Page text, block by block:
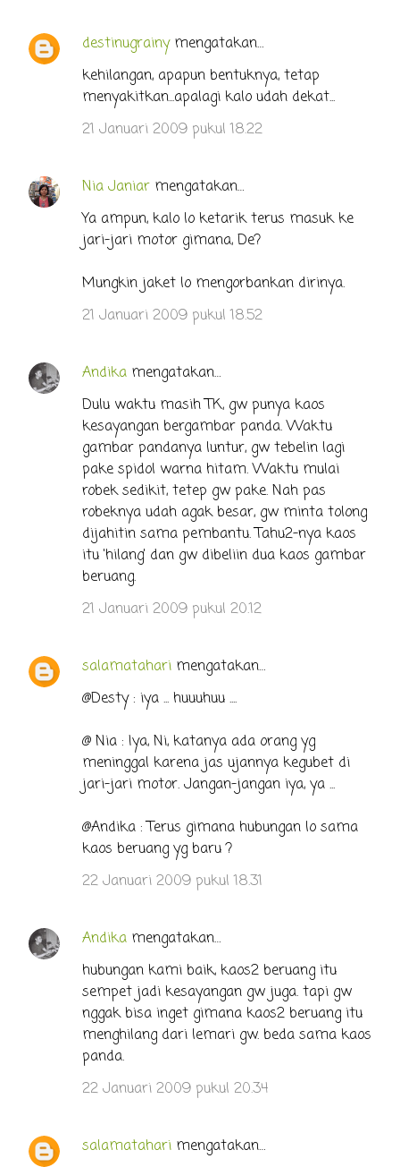
K
t
a
destinugrainymengatakan…
kehilangan, apapun bentuknya, tetap
menyakitkan...apalagi kalo udah dekat...
21 Januari 2009 pukul 18.22
Nia Janiar mengatakan…
Ya ampun, kalo lo ketarik terus masuk ke
jari-jari motor gimana, De?
Mungkin jaket lo mengorbankan dirinya.
21 Januari 2009 pukul 18.52
Andika mengatakan…
Dulu waktu masih TK, gw punya kaos
kesayangan bergambar panda. Waktu
gambar pandanya luntur, gw tebelin lagi
pake spidol warna hitam. Waktu mulai
robek sedikit, tetep gw pake. Nah pas
robeknya udah agak besar, gw minta tolong
dijahitin sama pembantu. Tahu2-nya kaos
itu 'hilang' dan gw dibeliin dua kaos gambar
beruang.
21 Januari 2009 pukul 20.12
salamatahari mengatakan…
@Desty : iya ... huuuhuu ....
@ Nia : Iya, Ni, katanya ada orang yg
meninggal karena jas ujannya kegubet di
jari-jari motor. Jangan-jangan iya, ya ...
@Andika : Terus gimana hubungan lo sama
kaos beruang yg baru ?
22 Januari 2009 pukul 18.31
Andika mengatakan…
hubungan kami baik, kaos2 beruang itu
sempet jadi kesayangan gw juga. tapi gw
nggak bisa inget gimana kaos2 beruang itu
menghilang dari lemari gw. beda sama kaos
panda.
22 Januari 2009 pukul 20.34
salamatahari mengatakan…